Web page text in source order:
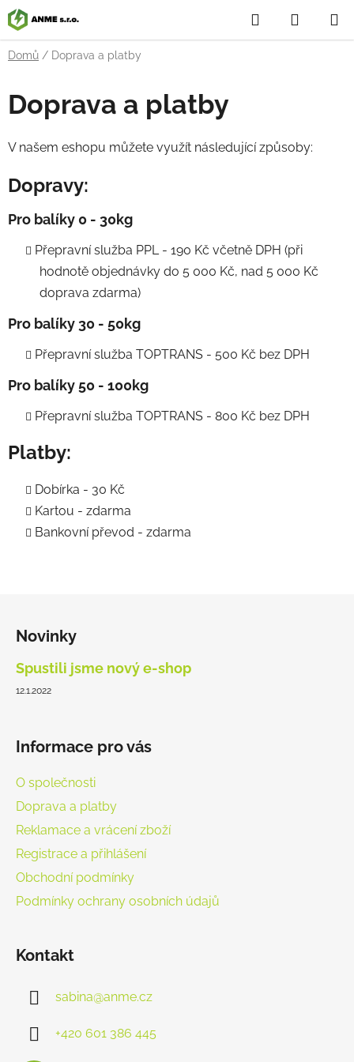
Přejít
na
obsah
Hledat
KOŠÍK
Domů / Doprava a platby
Doprava a platby
V našem eshopu můžete využít následující způsoby:
Dopravy:
Pro balíky 0 - 30kg
Přepravní služba PPL - 190 Kč včetně DPH (při
hodnotě objednávky do 5 000 Kč, nad 5 000 Kč
doprava zdarma)
Pro balíky 30 - 50kg
Přepravní služba TOPTRANS - 500 Kč bez DPH
Pro balíky 50 - 100kg
Přepravní služba TOPTRANS - 800 Kč bez DPH
Platby:
Dobírka - 30 Kč
Kartou - zdarma
Bankovní převod - zdarma
Novinky
Spustili jsme nový e-shop
12.1.2022
Informace pro vás
O společnosti
Doprava a platby
Reklamace a vrácení zboží
Registrace a přihlášení
Obchodní podmínky
Podmínky ochrany osobních údajů
Kontakt
sabina@anme.cz
+420 601 386 445